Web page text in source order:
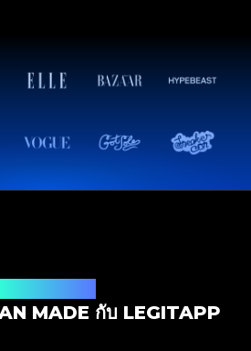
MADE กับ LEGITAPP